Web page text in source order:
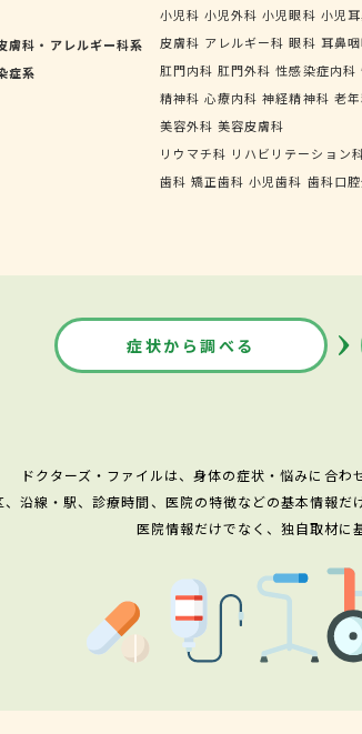
小児科 小児外科 小児眼科 小児
膚科・アレルギー科系
皮膚科 アレルギー科 眼科 耳鼻
症系
肛門内科 肛門外科 性感染症内科
精神科 心療内科 神経精神科 老
美容外科 美容皮膚科
リウマチ科 リハビリテーション
歯科 矯正歯科 小児歯科 歯科口
症状から調べる
ドクターズ・ファイルは、身体の症状・悩みに合
沿線・駅、診療時間、医院の特徴などの基本情報
医院情報だけでなく、独自取材に